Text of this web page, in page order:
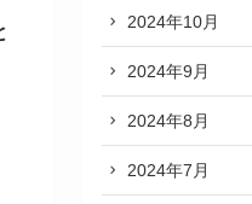
2024年10月
2024年9月
2024年8月
2024年7月